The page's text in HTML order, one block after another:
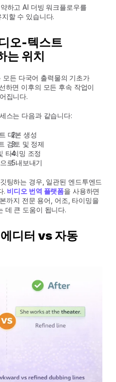
하고 AI 더빙 워크플로우를
할 수 있습니다.
오-텍스트
는 위치
모든 다국어 출력물의 기초가
하면 이후의 모든 후속 작업이
집니다.
스는 다음과 같습니다:
대본 생성
검토 및 정제
타이밍 조정
로 내보내기
팅하는 경우, 일관된 엔드투엔드
. 비디오 번역 플랫폼을 사용하면
까지 전문 용어, 어조, 타이밍을
데 큰 도움이 됩니다.
디터 vs 자동